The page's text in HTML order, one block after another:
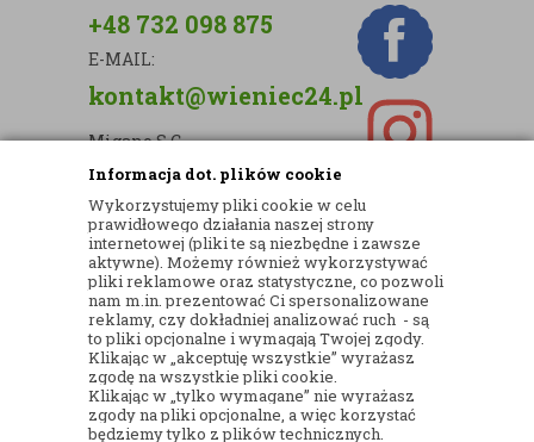
Informacja dot. plików cookie
Wykorzystujemy pliki cookie w celu
prawidłowego działania naszej strony
internetowej (pliki te są niezbędne i zawsze
aktywne). Możemy również wykorzystywać
pliki reklamowe oraz statystyczne, co pozwoli
nam m.in. prezentować Ci spersonalizowane
reklamy, czy dokładniej analizować ruch - są
to pliki opcjonalne i wymagają Twojej zgody.
Klikając w „akceptuję wszystkie” wyrażasz
zgodę na wszystkie pliki cookie.
Klikając w „tylko wymagane” nie wyrażasz
zgody na pliki opcjonalne, a więc korzystać
będziemy tylko z plików technicznych.
+48 732 098 875
E-MAIL:
kontakt@wieniec24.pl
Migano S.C.
ul. Kartograficzna 88c/m33
03-290 Warszawa
NIP: 5242813637
REGON: 365874905
Nr konta (mBank):
36 1140 2004 0000 3902 8144 2737